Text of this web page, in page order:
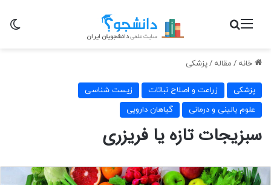
منو جستجو برای
خانه / مقاله /پزشکی
پزشکی زراعت و اصلاح نباتات
زیست شناسی
علوم بالینی و درمانی
گیاهان دارویی
سبزیجات تازه یا فریزری